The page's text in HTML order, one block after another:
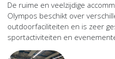
De ruime en veelzijdige
Olympos beschikt over
outdoorfaciliteiten en is zeer
sportactiviteiten en